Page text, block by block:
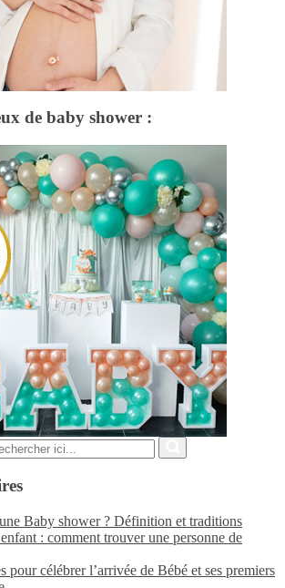
de baby shower :
Baby shower ? Définition et traditions
: comment trouver une personne de
pour célébrer l’arrivée de Bébé et ses premiers